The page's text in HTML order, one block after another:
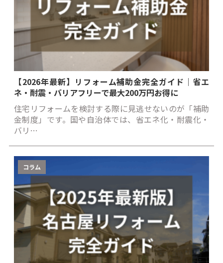
【2026年最新】リフォーム補助金完全ガイド｜省エ
ネ・耐震・バリアフリーで最大200万円お得に
住宅リフォームを検討する際に見逃せないのが「補助
金制度」です。国や自治体では、省エネ化・耐震化・
バリ…
コラム